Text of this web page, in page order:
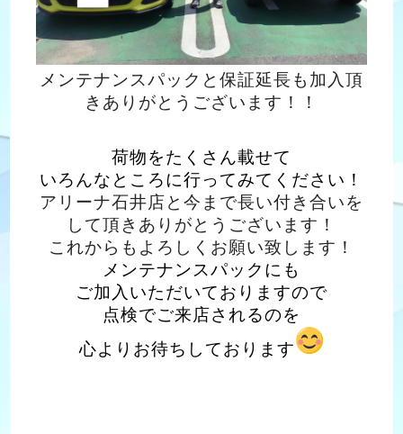
メンテナンスパックと保証延長も加入頂
きありがとうございます！！
荷物をたくさん載せて
いろんなところに行ってみてください！
アリーナ石井店と今まで長い付き合いを
して頂きありがとうございます！
これからもよろしくお願い致します！
メンテナンスパックにも
ご加入いただいておりますので
点検でご来店されるのを
心よりお待ちしております